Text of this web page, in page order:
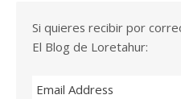
Si quieres recibir por
El Blog de Loretahur:
Email Address